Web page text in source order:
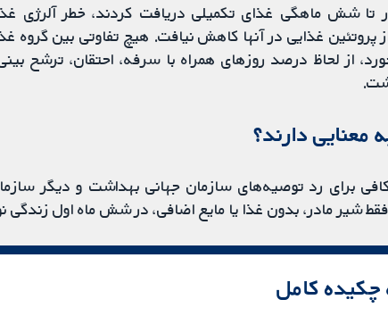
تا شش ماهگی غذای تکمیلی دریافت کردند، خطر آلرژی
پروتئین غذایی در آنها کاهش نیافت. هیچ تفاوتی بین گروه
از لحاظ درصد روزهای همراه با سرفه، احتقان، ترشح
معنایی دارند؟
برای رد توصیه‌های سازمان جهانی بهداشت و دیگر
شیر مادر، بدون غذا یا مایع اضافی، در شش ماه اول زندگی
چکیده کامل